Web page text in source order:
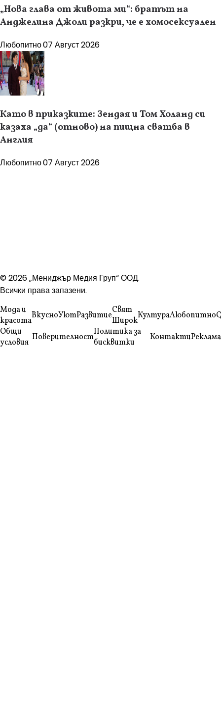
„Нова глава от живота ми“: братът на
Анджелина Джоли разкри, че е хомосексуален
Любопитно07 Август 2026
Като в приказките: Зендая и Том Холанд си
казаха „да“ (отново) на пищна сватба в
Англия
Любопитно07 Август 2026
© 2026 „Мениджър Медия Груп“ ООД.
Всички права запазени.
Мода и
красотаВкусноУютРазвитиеСвят
ШирокКултураЛюбопитно
Общи
условия ПоверителностПолитика за
бисквитки
КонтактиРеклама